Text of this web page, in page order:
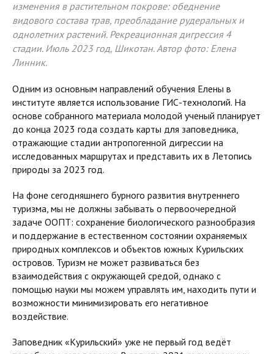
изменения в растительном покрове: обеднение
видового состава трав, преобладание рудеральных и
однолетних растений. Рекреационная дигрессия 4
стадии. Июль 2023 год, Шикотан. Автор фото: Елена
Линник.
Одним из основным направлений обучения Елены в
институте является использование ГИС-технологий. На
основе собранного материала молодой ученый планирует
до конца 2023 года создать карты для заповедника,
отражающие стадии антропогенной дигрессии на
исследованных маршрутах и представить их в Летопись
природы за 2023 год.
На фоне сегодняшнего бурного развития внутреннего
туризма, мы не должны забывать о первоочередной
задаче ООПТ: сохранение биологического разнообразия
и поддержание в естественном состоянии охраняемых
природных комплексов и объектов южных Курильских
островов. Туризм не может развиваться без
взаимодействия с окружающей средой, однако с
помощью науки мы можем управлять им, находить пути и
возможности минимизировать его негативное
воздействие.
Заповедник «Курильский» уже не первый год ведёт